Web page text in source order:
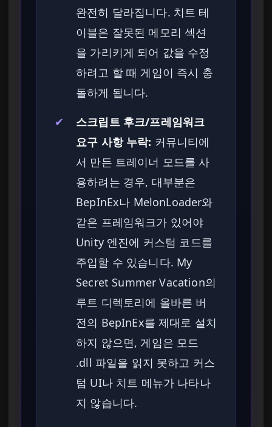
완전히 달라집니다. 치트 테
이블은 잘못된 메모리 섹션
을 가리키게 되어 값을 수정
하려고 할 때 게임이 즉시 충
돌하게 됩니다.
✔
스크립트 후크/프레임워크
요구 사항 누락: 커뮤니티에
서 만든 트레이너 모드를 사
용하려는 경우, 대부분은
BepInEx나 MelonLoader와
같은 프레임워크가 있어야
Unity 엔진에 커스텀 코드를
주입할 수 있습니다. My
Secret Summer Vacation의
루트 디렉토리에 올바른 버
전의 BepInEx를 제대로 설치
하지 않으면, 게임은 모드
.dll 파일을 읽지 못하고 커스
텀 UI나 치트 메뉴가 나타나
지 않습니다.